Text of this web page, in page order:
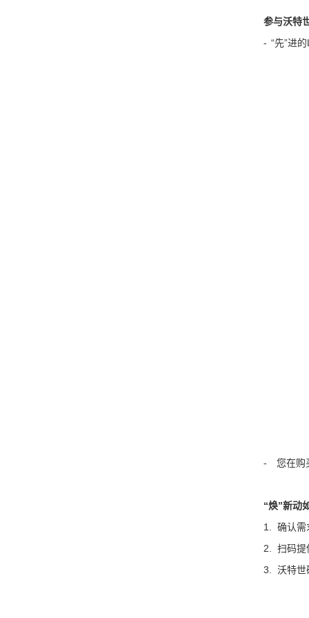
参与沃特
- “先”进
- 您在购
“焕”新动
1.
确认需
2.
扫码提
3.
沃特世